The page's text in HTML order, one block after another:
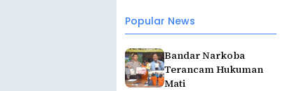
Popular News
Bandar Narkoba
Terancam Hukuman
Mati